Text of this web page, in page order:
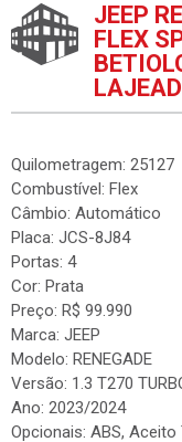
JEEP
FLEX
Quilometragem: 25127
Combustível: Flex
Câmbio: Automático
Placa: JCS-8J84
Portas: 4
Cor: Prata
Preço: R$ 99.990
Marca: JEEP
Modelo: RENEGADE
Versão: 1.3 T270
Ano: 2023/2024
Opcionais: ABS,